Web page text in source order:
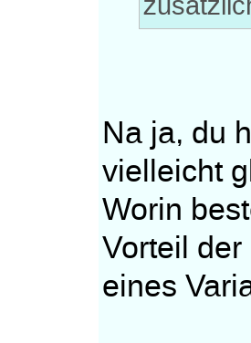
Na ja, du
vielleicht
Worin
Vorteil
eines